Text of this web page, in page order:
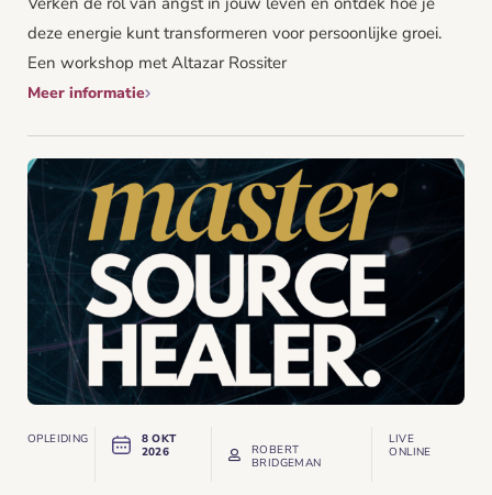
deze energie kunt transformeren voor persoonlijke groei.
Een workshop met Altazar Rossiter
Meer informatie
OPLEIDING
8 OKT
2026
ROBERT
BRIDGEMAN
LIVE
ONLINE